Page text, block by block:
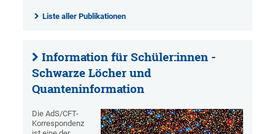
Liste aller Publikationen
Information für Schüler:innen -
Schwarze Löcher und
Quanteninformation
Die AdS/CFT-
Korrespondenz